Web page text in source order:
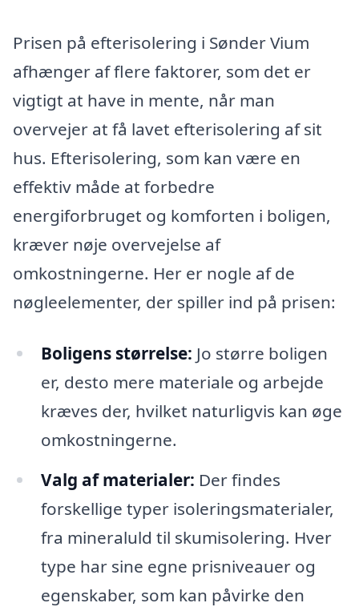
Prisen på efterisolering i Sønder Vium
afhænger af flere faktorer, som det er
vigtigt at have in mente, når man
overvejer at få lavet efterisolering af sit
hus. Efterisolering, som kan være en
effektiv måde at forbedre
energiforbruget og komforten i boligen,
kræver nøje overvejelse af
omkostningerne. Her er nogle af de
nøgleelementer, der spiller ind på prisen:
Boligens størrelse: Jo større boligen
er, desto mere materiale og arbejde
kræves der, hvilket naturligvis kan øge
omkostningerne.
Valg af materialer: Der findes
forskellige typer isoleringsmaterialer,
fra mineraluld til skumisolering. Hver
type har sine egne prisniveauer og
egenskaber, som kan påvirke den